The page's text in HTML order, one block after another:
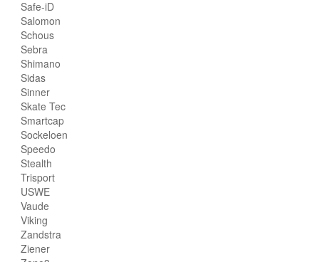
Safe-iD
Salomon
Schous
Sebra
Shimano
Sidas
Sinner
Skate Tec
Smartcap
Sockeloen
Speedo
Stealth
Trisport
USWE
Vaude
Viking
Zandstra
Ziener